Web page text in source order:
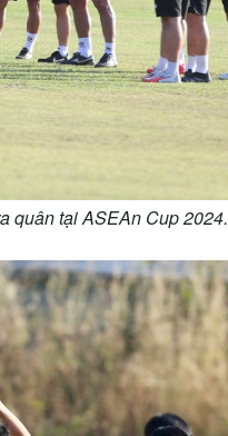
quân tại ASEAn Cup 2024.